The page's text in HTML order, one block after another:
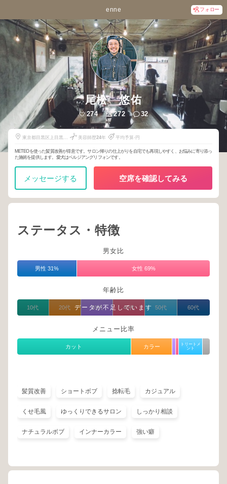
enne フォロー
尾松 悠佑
274 272 32
東京都目黒区上目黒2
美容師歴24年 平均予算-円
METEOを使った髪質改善が得意です。サロン帰りの仕上がりを自宅でも再現しやすく、お悩みに寄り添っ
た施術を提供します。愛犬はベルジアングリフォンです。
メッセージする 空席を確認してみる
ステータス・特徴
男女比
男性 31% 女性 69%
年齢比
データが不足しています
10代 20代 30代 40代 50代 60代
メニュー比率
カット カラー
トリートメ
ント
髪質改善 ショートボブ 捻転毛 カジュアル
くせ毛風 ゆっくりできるサロン しっかり相談
ナチュラルボブ インナーカラー 強い癖